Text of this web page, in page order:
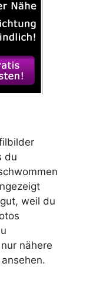
du
weil du
nähere